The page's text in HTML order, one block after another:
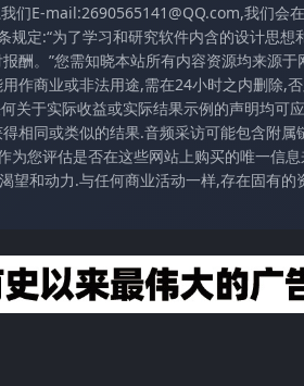
们E-mail:2690565141@QQ.com,我们会
定:“为了学习和研究软件内含的设计思
酬。”您需知晓本站所有内容资源均来源
作商业或非法用途,需在24小时之内删除,
关于实际收益或实际结果示例的声明均可
相同或类似的结果.音频采访可能包含附
您评估是否在这些网站上购买的唯一信
和动力.与任何商业活动一样,存在固有